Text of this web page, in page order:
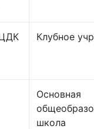
Клубное
Основная
школа